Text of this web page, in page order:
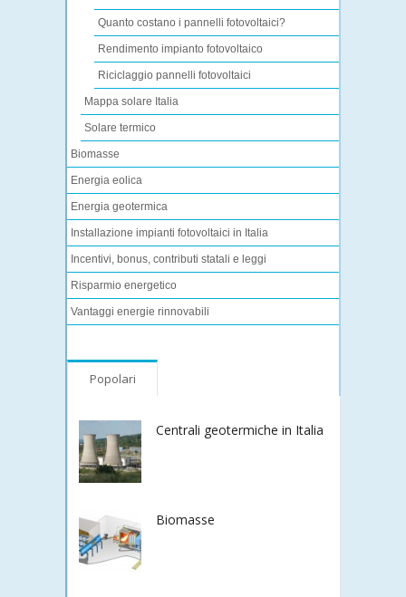
Quanto costano i pannelli fotovoltaici?
Rendimento impianto fotovoltaico
Riciclaggio pannelli fotovoltaici
Mappa solare Italia
Solare termico
Biomasse
Energia eolica
Energia geotermica
Installazione impianti fotovoltaici in Italia
Incentivi, bonus, contributi statali e leggi
Risparmio energetico
Vantaggi energie rinnovabili
Popolari
Centrali geotermiche in Italia
Biomasse